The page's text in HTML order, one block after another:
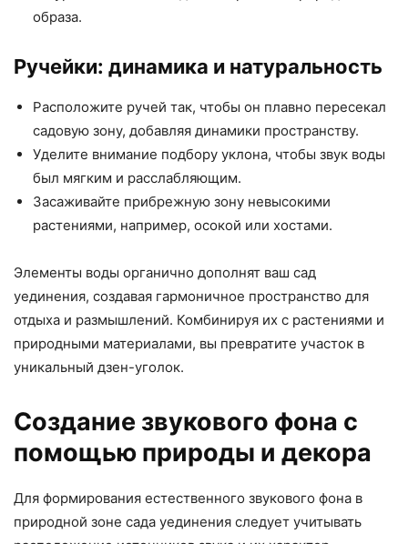
образа.
Ручейки: динамика и натуральность
Расположите ручей так, чтобы он плавно пересекал
садовую зону, добавляя динамики пространству.
Уделите внимание подбору уклона, чтобы звук воды
был мягким и расслабляющим.
Засаживайте прибрежную зону невысокими
растениями, например, осокой или хостами.
Элементы воды органично дополнят ваш сад
уединения, создавая гармоничное пространство для
отдыха и размышлений. Комбинируя их с растениями и
природными материалами, вы превратите участок в
уникальный дзен-уголок.
Создание звукового фона с
помощью природы и декора
Для формирования естественного звукового фона в
природной зоне сада уединения следует учитывать